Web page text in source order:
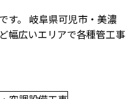
す。 岐阜県可児市・美濃
幅広いエリアで各種管工事